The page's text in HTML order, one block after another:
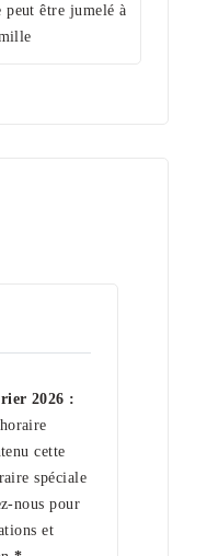
peut être jumelé à
2026 :
cette
spéciale
nous pour
et